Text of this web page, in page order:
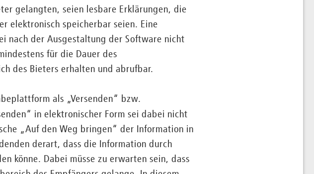
gelangten, seien lesbare Erklärungen, die
elektronisch speicherbar seien. Eine
nach der Ausgestaltung der Software nicht
für die Dauer des
des Bieters erhalten und abrufbar.
als „Versenden“ bzw.
in elektronischer Form sei dabei nicht
„Auf den Weg bringen“ der Information in
derart, dass die Information durch
könne. Dabei müsse zu erwarten sein, dass